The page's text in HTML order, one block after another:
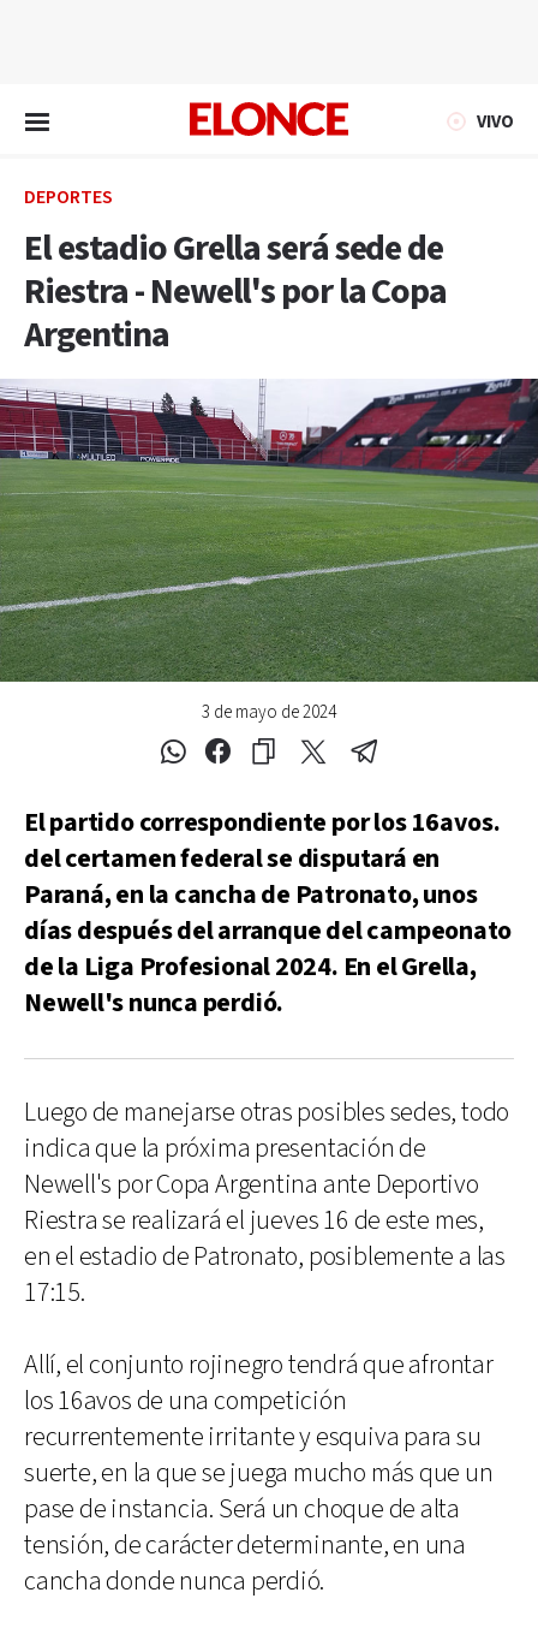
VIVO
DEPORTES
El estadio Grella será sede de
Riestra - Newell's por la Copa
Argentina
3 de mayo de 2024
El partido correspondiente por los 16avos.
del certamen federal se disputará en
Paraná, en la cancha de Patronato, unos
días después del arranque del campeonato
de la Liga Profesional 2024. En el Grella,
Newell's nunca perdió.
Luego de manejarse otras posibles sedes, todo
indica que la próxima presentación de
Newell's por Copa Argentina ante Deportivo
Riestra se realizará el jueves 16 de este mes,
en el estadio de Patronato, posiblemente a las
17:15.
Allí, el conjunto rojinegro tendrá que afrontar
los 16avos de una competición
recurrentemente irritante y esquiva para su
suerte, en la que se juega mucho más que un
pase de instancia. Será un choque de alta
tensión, de carácter determinante, en una
cancha donde nunca perdió.